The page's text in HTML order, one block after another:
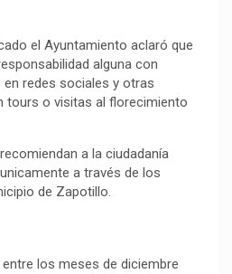
el Ayuntamiento aclaró que
alguna con
redes sociales y otras
tours o visitas al florecimiento
a la ciudadanía
a través de los
de Zapotillo.
los meses de diciembre